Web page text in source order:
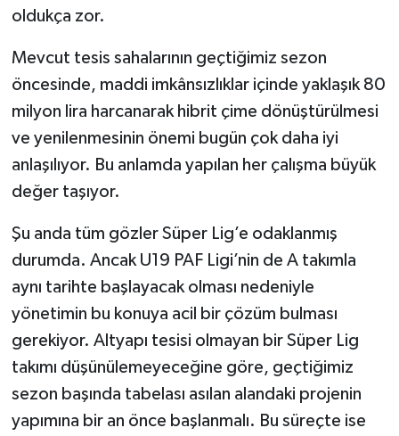
oldukça zor.
Mevcut tesis sahalarının geçtiğimiz sezon
öncesinde, maddi imkânsızlıklar içinde yaklaşık 80
milyon lira harcanarak hibrit çime dönüştürülmesi
ve yenilenmesinin önemi bugün çok daha iyi
anlaşılıyor. Bu anlamda yapılan her çalışma büyük
değer taşıyor.
Şu anda tüm gözler Süper Lig’e odaklanmış
durumda. Ancak U19 PAF Ligi’nin de A takımla
aynı tarihte başlayacak olması nedeniyle
yönetimin bu konuya acil bir çözüm bulması
gerekiyor. Altyapı tesisi olmayan bir Süper Lig
takımı düşünülemeyeceğine göre, geçtiğimiz
sezon başında tabelası asılan alandaki projenin
yapımına bir an önce başlanmalı. Bu süreçte ise